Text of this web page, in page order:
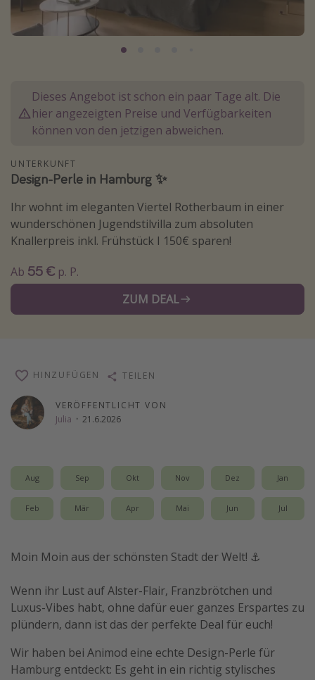
Normandie Urlaub
Goa Urlaub
Krabi Urlaub
Tulum Urlaub
Japan Rundreise
Reisethemen
Alle Reisethemen
Wellnessurlaub
Disneyland Paris
Roadtrips
Strandurlaub
Gruppenreisen
Hotels in Hamburg
Hotels am Achensee
Weitere Themen
Familienurlaub in der Türkei
Bahnreisen in der Schweiz
Reisepassfreie Reiseziele
Travel Know How
Silvesterreisen
Dieses Angebot ist schon ein paar Tage alt. Die
hier angezeigten Preise und Verfügbarkeiten
können von den jetzigen abweichen.
UNTERKUNFT
Design-Perle in Hamburg ✨
Ihr wohnt im eleganten Viertel Rotherbaum in einer
wunderschönen Jugendstilvilla zum absoluten
Knallerpreis inkl. Frühstück I 150€ sparen!
Ab 55 € p. P.
ZUM DEAL
VERÖFFENTLICHT VON
Julia · 21.6.2026
HINZUFÜGEN TEILEN
Aug Sep Okt Nov Dez Jan
Feb Mär Apr Mai Jun Jul
Moin Moin aus der schönsten Stadt der Welt! ⚓️
Wenn ihr Lust auf Alster-Flair, Franzbrötchen und
Luxus-Vibes habt, ohne dafür euer ganzes Erspartes zu
plündern, dann ist das der perfekte Deal für euch!
Wir haben bei Animod eine echte Design-Perle für
Hamburg entdeckt: Es geht in ein richtig stylisches